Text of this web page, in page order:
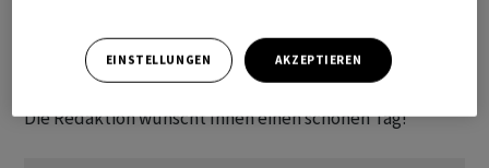
übernommen. Kopien, Nachdrucke oder sonstige
Vervielfältigungen bedürfen der Genehmigung von AWP.
Die Redaktion wünscht Ihnen einen schönen Tag!
EINSTELLUNGEN AKZEPTIEREN